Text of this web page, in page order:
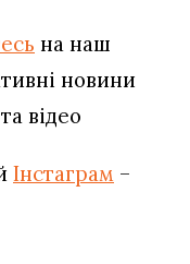
на наш
новини
відео
Інстаграм –